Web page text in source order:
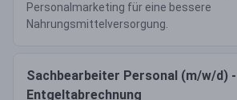
Personalmarketing für eine bessere
Nahrungsmittelversorgung.
Sachbearbeiter Personal (m/w/d) -
Entgeltabrechnung